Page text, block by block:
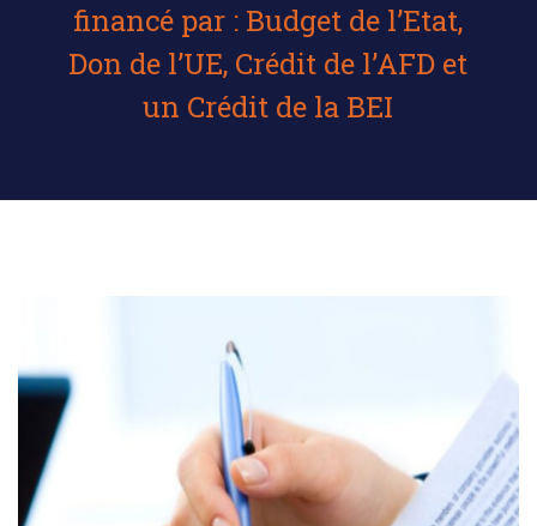
financé par : Budget de l’Etat,
Don de l’UE, Crédit de l’AFD et
un Crédit de la BEI